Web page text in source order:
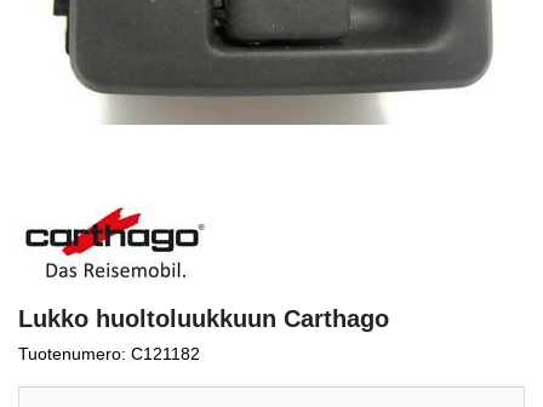
Lukko huoltoluukkuun Carthago
Tuotenumero: C121182